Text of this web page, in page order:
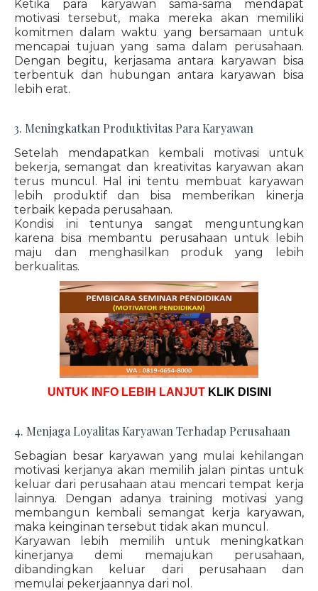
Ketika para karyawan sama-sama mendapat
motivasi tersebut, maka mereka akan memiliki
komitmen dalam waktu yang bersamaan untuk
mencapai tujuan yang sama dalam perusahaan.
Dengan begitu, kerjasama antara karyawan bisa
terbentuk dan hubungan antara karyawan bisa
lebih erat.
3. Meningkatkan Produktivitas Para Karyawan
Setelah mendapatkan kembali motivasi untuk
bekerja, semangat dan kreativitas karyawan akan
terus muncul. Hal ini tentu membuat karyawan
lebih produktif dan bisa memberikan kinerja
terbaik kepada perusahaan.
Kondisi ini tentunya sangat menguntungkan
karena bisa membantu perusahaan untuk lebih
maju dan menghasilkan produk yang lebih
berkualitas.
UNTUK INFO LEBIH LANJUT KLIK DISINI
4. Menjaga Loyalitas Karyawan Terhadap Perusahaan
Sebagian besar karyawan yang mulai kehilangan
motivasi kerjanya akan memilih jalan pintas untuk
keluar dari perusahaan atau mencari tempat kerja
lainnya. Dengan adanya training motivasi yang
membangun kembali semangat kerja karyawan,
maka keinginan tersebut tidak akan muncul.
Karyawan lebih memilih untuk meningkatkan
kinerjanya demi memajukan perusahaan,
dibandingkan keluar dari perusahaan dan
memulai pekerjaannya dari nol.